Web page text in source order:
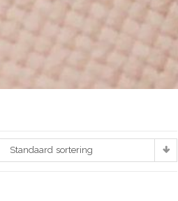
Standaard sortering